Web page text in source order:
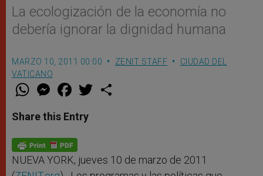
La ecologización de la economía no
debería ignorar la dignidad humana
MARZO 10, 2011 00:00 ZENIT STAFF
CIUDAD DEL
VATICANO
W
t
s
p
p
M
e
s
e
g
e
r
F
a
e
b
o
k
w
Share this Entry
NUEVA YORK, jueves 10 de marzo de 2011